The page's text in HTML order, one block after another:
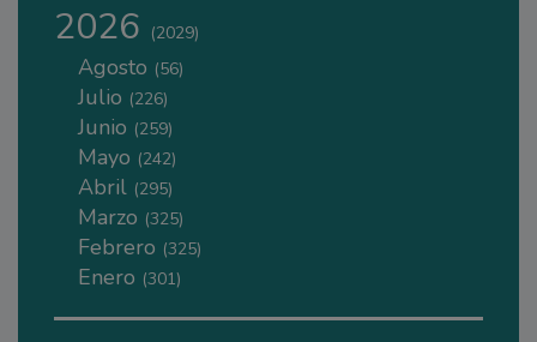
2026 (2029)
Agosto (56)
Julio (226)
Junio (259)
Mayo (242)
Abril (295)
Marzo (325)
Febrero (325)
Enero (301)